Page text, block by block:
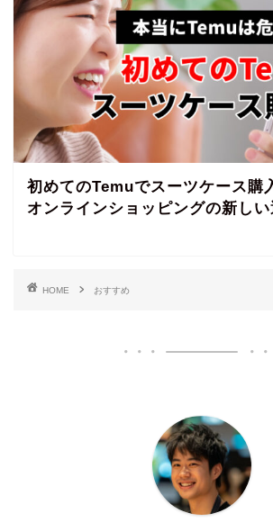
初めてのTemuでスーツケース購
オンラインショッピングの新し
HOME おすすめ